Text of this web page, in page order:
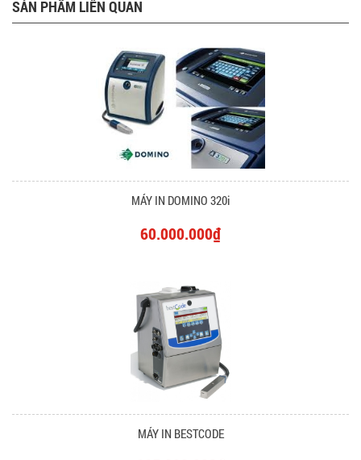
SẢN PHẨM LIÊN QUAN
MÁY IN DOMINO 320i
60.000.000₫
MÁY IN BESTCODE